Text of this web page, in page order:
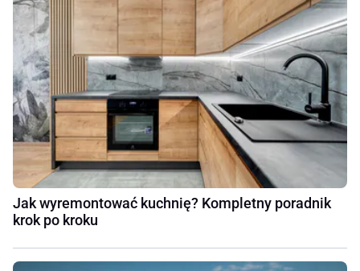
Jak wyremontować kuchnię? Kompletny poradnik
krok po kroku